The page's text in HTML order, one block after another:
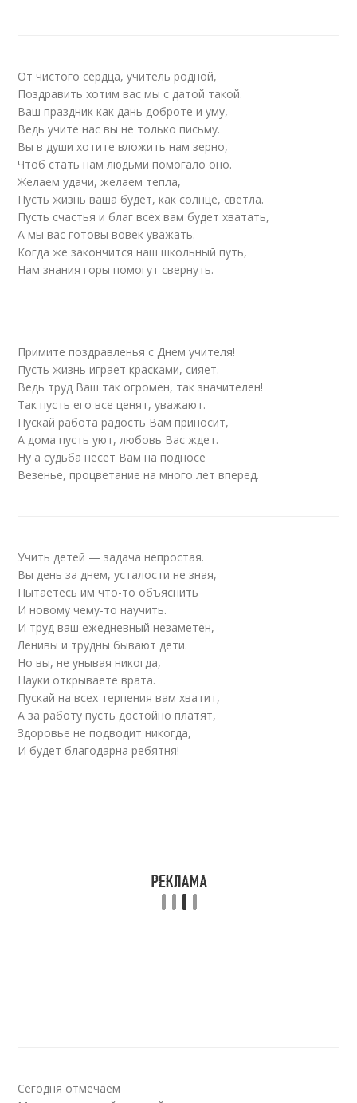
От чистого сердца, учитель родной,
Поздравить хотим вас мы с датой такой.
Ваш праздник как дань доброте и уму,
Ведь учите нас вы не только письму.
Вы в души хотите вложить нам зерно,
Чтоб стать нам людьми помогало оно.
Желаем удачи, желаем тепла,
Пусть жизнь ваша будет, как солнце, светла.
Пусть счастья и благ всех вам будет хватать,
А мы вас готовы вовек уважать.
Когда же закончится наш школьный путь,
Нам знания горы помогут свернуть.
Примите поздравленья с Днем учителя!
Пусть жизнь играет красками, сияет.
Ведь труд Ваш так огромен, так значителен!
Так пусть его все ценят, уважают.
Пускай работа радость Вам приносит,
А дома пусть уют, любовь Вас ждет.
Ну а судьба несет Вам на подносе
Везенье, процветание на много лет вперед.
Учить детей — задача непростая.
Вы день за днем, усталости не зная,
Пытаетесь им что-то объяснить
И новому чему-то научить.
И труд ваш ежедневный незаметен,
Ленивы и трудны бывают дети.
Но вы, не унывая никогда,
Науки открываете врата.
Пускай на всех терпения вам хватит,
А за работу пусть достойно платят,
Здоровье не подводит никогда,
И будет благодарна ребятня!
Сегодня отмечаем